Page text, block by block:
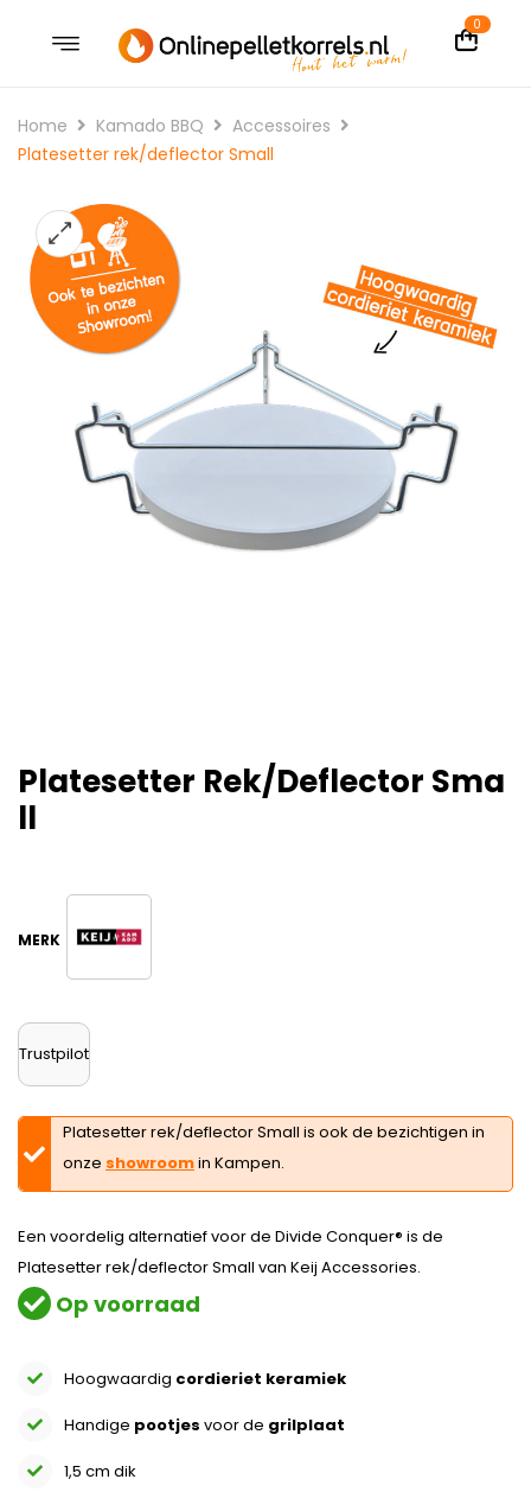
0
Home Kamado BBQ
Accessoires
Platesetter rek/deflector Small
Platesetter Rek/deflector Sma
Ll
Trustpilot
Platesetter rek/deflector Small is ook de bezichtigen in
onze showroomin Kampen.
Een voordelig alternatief voor de Divide Conquer® is de
Platesetter rek/deflector Small van Keij Accessories.
Op voorraad
Hoogwaardig cordieriet keramiek
Handige pootjes voor de grilplaat
1,5 cm dik